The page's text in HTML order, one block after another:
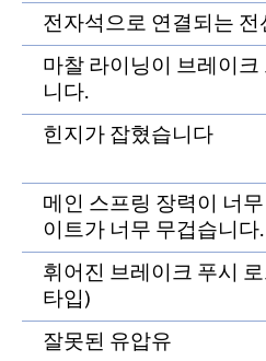
전자석으로 연결되는
마찰 라이닝이 브레이
니다.
힌지가 잡혔습니다
메인 스프링 장력이 너
이트가 너무 무겁습니다.
휘어진 브레이크 푸시
타입)
잘못된 유압유